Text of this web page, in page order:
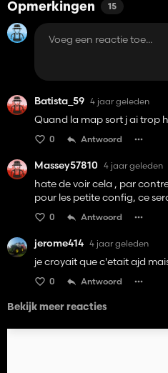
Opmerkingen 15
Batista_59 4 jaar geleden
Quand la map sort j ai trop
0 Antwoord
Massey57810 4 jaar geleden
hate de voir cela , par
pour les petite config, ce
0 Antwoord
jerome414 4 jaar geleden
je croyait que c'etait ajd
0 Antwoord
Bekijk meer reacties